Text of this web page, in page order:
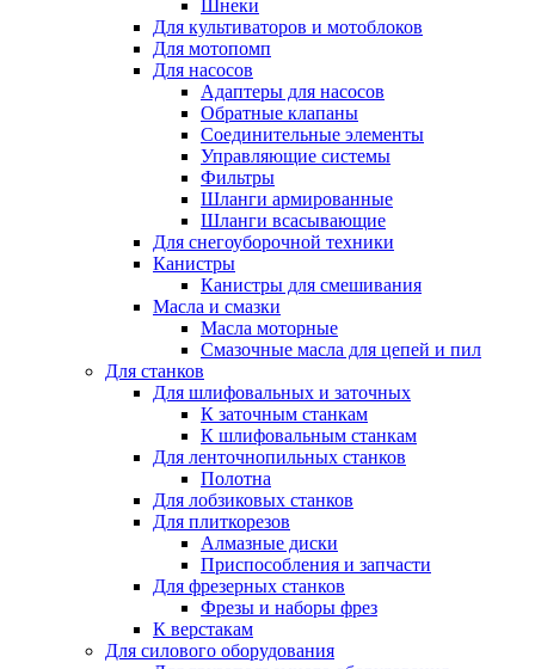
Шнеки
Для культиваторов и мотоблоков
Для мотопомп
Для насосов
Адаптеры для насосов
Обратные клапаны
Соединительные элементы
Управляющие системы
Фильтры
Шланги армированные
Шланги всасывающие
Для снегоуборочной техники
Канистры
Канистры для смешивания
Масла и смазки
Масла моторные
Смазочные масла для цепей и пил
Для станков
Для шлифовальных и заточных
К заточным станкам
К шлифовальным станкам
Для ленточнопильных станков
Полотна
Для лобзиковых станков
Для плиткорезов
Алмазные диски
Приспособления и запчасти
Для фрезерных станков
Фрезы и наборы фрез
К верстакам
Для силового оборудования